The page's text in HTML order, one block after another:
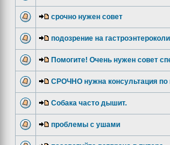
срочно нужен совет
подозрение на
Помогите! Очень нужен совет
СРОЧНО нужна консультация
Собака часто дышит.
проблемы с ушами